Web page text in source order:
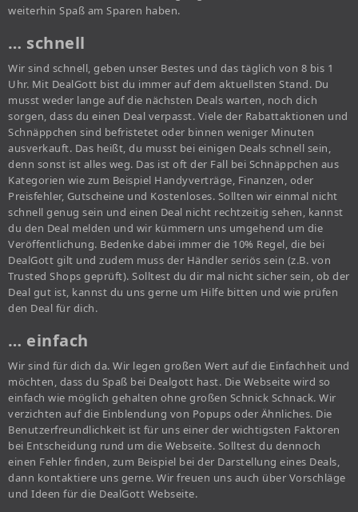
weiterhin Spaß am Sparen haben.
… schnell
Wir sind schnell, geben unser Bestes und das täglich von 8 bis 1
Uhr. Mit DealGott bist du immer auf dem aktuellsten Stand. Du
musst weder lange auf die nächsten Deals warten, noch dich
sorgen, dass du einen Deal verpasst. Viele der Rabattaktionen und
Schnäppchen sind befristetet oder binnen weniger Minuten
ausverkauft. Das heißt, du musst bei einigen Deals schnell sein,
denn sonst ist alles weg. Das ist oft der Fall bei Schnäppchen aus
Kategorien wie zum Beispiel Handyverträge, Finanzen, oder
Preisfehler, Gutscheine und Kostenloses. Sollten wir einmal nicht
schnell genug sein und einen Deal nicht rechtzeitig sehen, kannst
du den Deal melden und wir kümmern uns umgehend um die
Veröffentlichung. Bedenke dabei immer die 10% Regel, die bei
DealGott gilt und zudem muss der Händler seriös sein (z.B. von
Trusted Shops geprüft). Solltest du dir mal nicht sicher sein, ob der
Deal gut ist, kannst du uns gerne um Hilfe bitten und wie prüfen
den Deal für dich.
… einfach
Wir sind für dich da. Wir legen großen Wert auf die Einfachheit und
möchten, dass du Spaß bei Dealgott hast. Die Webseite wird so
einfach wie möglich gehalten ohne großen Schnick Schnack. Wir
verzichten auf die Einblendung von Popups oder Ähnliches. Die
Benutzerfreundlichkeit ist für uns einer der wichtigsten Faktoren
bei Entscheidung rund um die Webseite. Solltest du dennoch
einen Fehler finden, zum Beispiel bei der Darstellung eines Deals,
dann kontaktiere uns gerne. Wir freuen uns auch über Vorschläge
und Ideen für die DealGott Webseite.